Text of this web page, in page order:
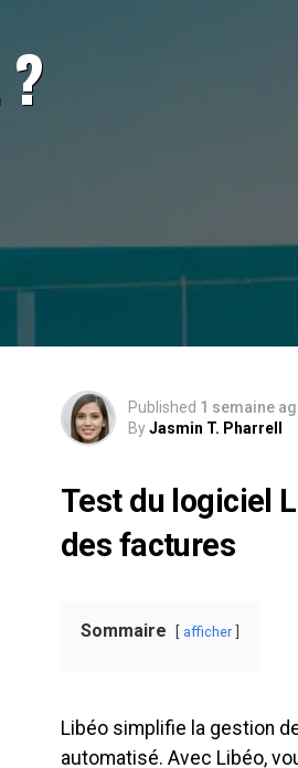
Published 1 semaine
ByJasmin T. Pharrell
Test du logiciel
des factures
Sommaire afficher
Libéo simplifie la gestion
automatisé. Avec Libéo,